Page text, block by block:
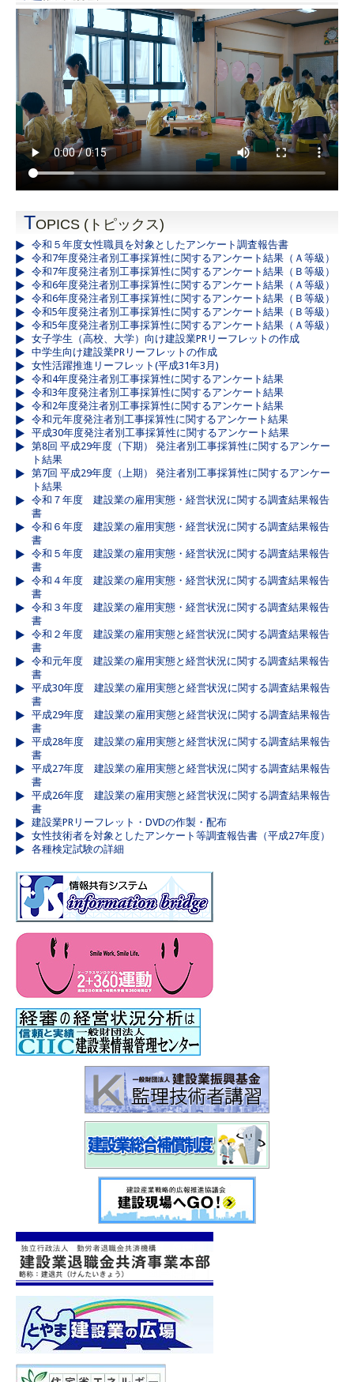
TOPICS (トピックス)
令和５年度女性職員を対象としたアンケート調査報告書
令和7年度発注者別工事採算性に関するアンケート結果（Ａ等級）
令和7年度発注者別工事採算性に関するアンケート結果（Ｂ等級）
令和6年度発注者別工事採算性に関するアンケート結果（Ａ等級）
令和6年度発注者別工事採算性に関するアンケート結果（Ｂ等級）
令和5年度発注者別工事採算性に関するアンケート結果（Ｂ等級）
令和5年度発注者別工事採算性に関するアンケート結果（Ａ等級）
女子学生（高校、大学）向け建設業PRリーフレットの作成
中学生向け建設業PRリーフレットの作成
女性活躍推進リーフレット(平成31年3月)
令和4年度発注者別工事採算性に関するアンケート結果
令和3年度発注者別工事採算性に関するアンケート結果
令和2年度発注者別工事採算性に関するアンケート結果
令和元年度発注者別工事採算性に関するアンケート結果
平成30年度発注者別工事採算性に関するアンケート結果
第8回 平成29年度（下期） 発注者別工事採算性に関するアンケー
ト結果
第7回 平成29年度（上期） 発注者別工事採算性に関するアンケー
ト結果
令和７年度 建設業の雇用実態・経営状況に関する調査結果報告
書
令和６年度 建設業の雇用実態・経営状況に関する調査結果報告
書
令和５年度 建設業の雇用実態・経営状況に関する調査結果報告
書
令和４年度 建設業の雇用実態・経営状況に関する調査結果報告
書
令和３年度 建設業の雇用実態・経営状況に関する調査結果報告
書
令和２年度 建設業の雇用実態と経営状況に関する調査結果報告
書
令和元年度 建設業の雇用実態と経営状況に関する調査結果報告
書
平成30年度 建設業の雇用実態と経営状況に関する調査結果報告
書
平成29年度 建設業の雇用実態と経営状況に関する調査結果報告
書
平成28年度 建設業の雇用実態と経営状況に関する調査結果報告
書
平成27年度 建設業の雇用実態と経営状況に関する調査結果報告
書
平成26年度 建設業の雇用実態と経営状況に関する調査結果報告
書
建設業PRリーフレット・DVDの作製・配布
女性技術者を対象としたアンケート等調査報告書（平成27年度）
各種検定試験の詳細